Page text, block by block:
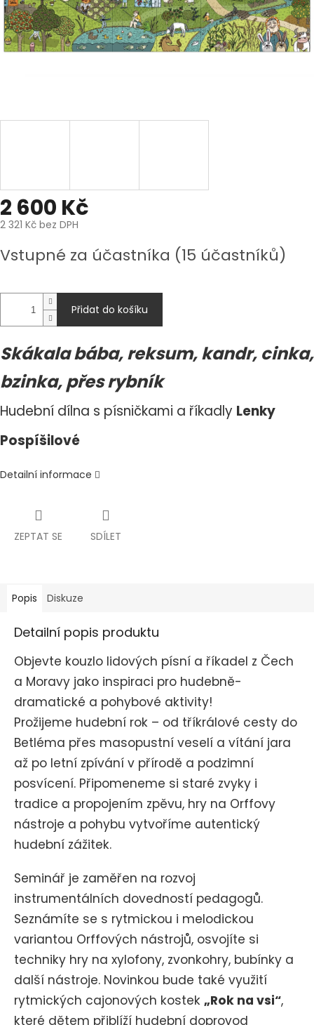
2 600 Kč
2 321 Kč bez DPH
cena:
Vstupné za účastníka (15 účastníků)
Přidat do košíku
Skákala bába, reksum, kandr, cinka,
bzinka, přes rybník
Hudební dílna s písničkami a říkadly Lenky
Pospíšilové
Detailní informace
ZEPTAT SE SDÍLET
Popis Diskuze
Detailní popis produktu
Objevte kouzlo lidových písní a říkadel z Čech
a Moravy jako inspiraci pro hudebně-
dramatické a pohybové aktivity!
Prožijeme hudební rok – od tříkrálové cesty do
Betléma přes masopustní veselí a vítání jara
až po letní zpívání v přírodě a podzimní
posvícení. Připomeneme si staré zvyky i
tradice a propojením zpěvu, hry na Orffovy
nástroje a pohybu vytvoříme autentický
hudební zážitek.
Seminář je zaměřen na rozvoj
instrumentálních dovedností pedagogů.
Seznámíte se s rytmickou i melodickou
variantou Orffových nástrojů, osvojíte si
techniky hry na xylofony, zvonkohry, bubínky a
další nástroje. Novinkou bude také využití
rytmických cajonových kostek „Rok na vsi“,
které dětem přiblíží hudební doprovod